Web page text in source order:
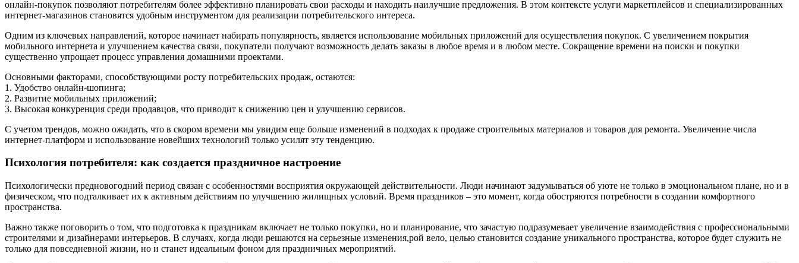
онлайн-покупок позволяют потребителям более эффективно планировать свои расходы и находить наилучшие предложения. В этом контексте услуги маркетплейсов и специализированных
интернет-магазинов становятся удобным инструментом для реализации потребительского интереса.
Одним из ключевых направлений, которое начинает набирать популярность, является использование мобильных приложений для осуществления покупок. С увеличением покрытия
мобильного интернета и улучшением качества связи, покупатели получают возможность делать заказы в любое время и в любом месте. Сокращение времени на поиски и покупки
существенно упрощает процесс управления домашними проектами.
Основными факторами, способствующими росту потребительских продаж, остаются:
1. Удобство онлайн-шопинга;
2. Развитие мобильных приложений;
3. Высокая конкуренция среди продавцов, что приводит к снижению цен и улучшению сервисов.
С учетом трендов, можно ожидать, что в скором времени мы увидим еще больше изменений в подходах к продаже строительных материалов и товаров для ремонта. Увеличение числа
интернет-платформ и использование новейших технологий только усилят эту тенденцию.
Психология потребителя: как создается праздничное настроение
Психологически предновогодний период связан с особенностями восприятия окружающей действительности. Люди начинают задумываться об уюте не только в эмоциональном плане, но и в
физическом, что подталкивает их к активным действиям по улучшению жилищных условий. Время праздников – это момент, когда обостряются потребности в создании комфортного
пространства.
Важно также поговорить о том, что подготовка к праздникам включает не только покупки, но и планирование, что зачастую подразумевает увеличение взаимодействия с профессиональными
строителями и дизайнерами интерьеров. В случаях, когда люди решаются на серьезные изменения,рой вело, целью становится создание уникального пространства, которое будет служить не
только для повседневной жизни, но и станет идеальным фоном для праздничных мероприятий.